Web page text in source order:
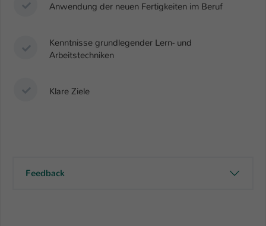
Anwendung der neuen Fertigkeiten im Beruf
Kenntnisse grundlegender Lern- und
Arbeitstechniken
Klare Ziele
Feedback